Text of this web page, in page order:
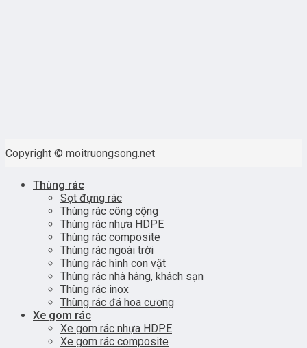
Copyright © moitruongsong.net
Thùng rác
Sọt đựng rác
Thùng rác công cộng
Thùng rác nhựa HDPE
Thùng rác composite
Thùng rác ngoài trời
Thùng rác hình con vật
Thùng rác nhà hàng, khách sạn
Thùng rác inox
Thùng rác đá hoa cương
Xe gom rác
Xe gom rác nhựa HDPE
Xe gom rác composite